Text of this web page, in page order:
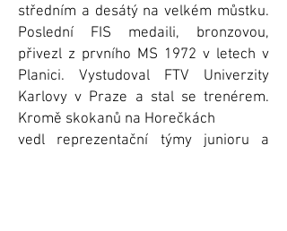
středním a desátý na velkém můstku.
Poslední FIS medaili, bronzovou,
přivezl z prvního MS 1972 v letech v
Planici. Vystudoval FTV Univerzity
Karlovy v Praze a stal se trenérem.
Kromě skokanů na Horečkách
vedl reprezentační týmy junioru a